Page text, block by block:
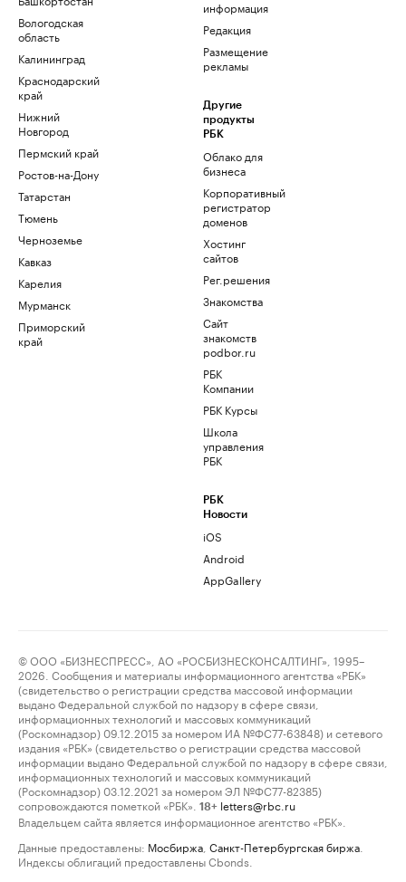
Вологодская
область
Калининград
Краснодарский
край
Нижний
Новгород
Пермский край
Ростов-на-Дону
Татарстан
Тюмень
Черноземье
Кавказ
Карелия
Мурманск
Приморский
край
информация
Редакция
Размещение
рекламы
Другие
продукты
РБК
Облако для
бизнеса
Корпоративный
регистратор
доменов
Хостинг
сайтов
Рег.решения
Знакомства
Сайт
знакомств
podbor.ru
РБК
Компании
РБК Курсы
Школа
управления
РБК
РБК
Новости
iOS
Android
AppGallery
© ООО «БИЗНЕСПРЕСС», АО «РОСБИЗНЕСКОНСАЛТИНГ», 1995–
2026. Сообщения и материалы информационного агентства «РБК»
(свидетельство о регистрации средства массовой информации
выдано Федеральной службой по надзору в сфере связи,
информационных технологий и массовых коммуникаций
(Роскомнадзор) 09.12.2015 за номером ИА №ФС77-63848) и сетевого
издания «РБК» (свидетельство о регистрации средства массовой
информации выдано Федеральной службой по надзору в сфере связи,
информационных технологий и массовых коммуникаций
(Роскомнадзор) 03.12.2021 за номером ЭЛ №ФС77-82385)
сопровождаются пометкой «РБК».
18+ letters@rbc.ru
Владельцем сайта является информационное агентство «РБК».
Данные предоставлены: Мосбиржа Санкт-Петербургская биржа
Индексы облигаций предоставлены Cbonds.